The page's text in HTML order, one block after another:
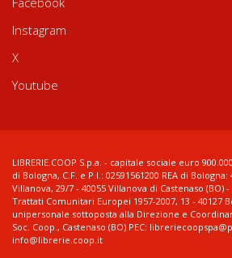
Instagram
X
Youtube
LIBRERIE.COOP S.p.a. - capitale sociale euro
di Bologna, C.F. e P.I.: 02591561200 REA di Bologna:
Villanova, 29/7 - 40055 Villanova di Castenaso (BO) -
Trattati Comunitari Europei 1957-2007, 13 - 40127
unipersonale sottoposta alla Direzione e
Soc. Coop., Castenaso (BO) PEC:
info@librerie.coop.it